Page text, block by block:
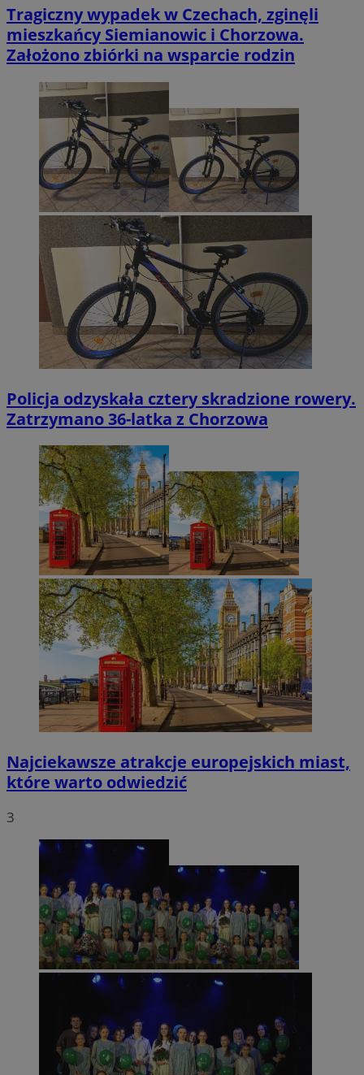
Tragiczny wypadek w Czechach, zginęli
mieszkańcy Siemianowic i Chorzowa.
Założono zbiórki na wsparcie rodzin
Policja odzyskała cztery skradzione rowery.
Zatrzymano 36-latka z Chorzowa
Najciekawsze atrakcje europejskich miast,
które warto odwiedzić
3